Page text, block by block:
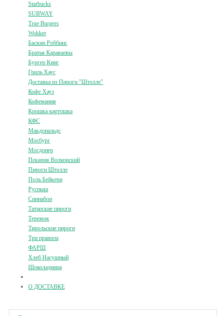
Starbucks
SUBWAY
True Burgers
Wokker
Баскин Роббинс
Братья Караваевы
Бургер Кинг
Гриль Хаус
Доставка из Пироги "Штолле"
Кофе Хауз
Кофемания
Крошка картошка
КФС
Макдональдс
Мосбург
Мосдонер
Пекарня Волконский
Пироги Штолле
Поль Бейкери
Руспыш
Синнабон
Татарские пироги
Теремок
Тирольские пироги
Три правила
ФАРШ
Хлеб Насущный
Шоколадница
О ДОСТАВКЕ